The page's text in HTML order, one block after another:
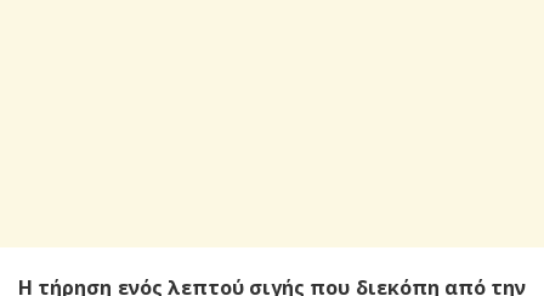
H τήρηση ενός λεπτού σιγής που διεκόπη από την